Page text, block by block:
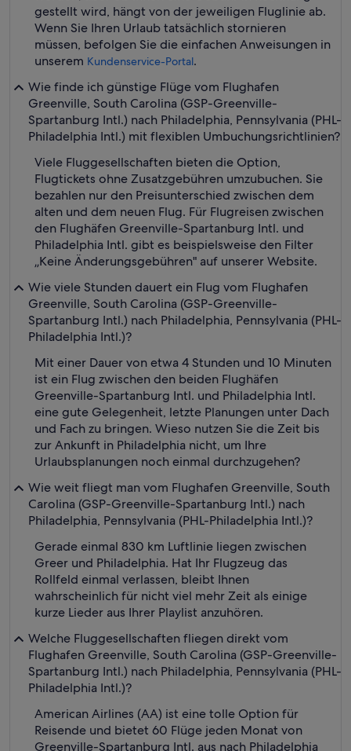
gestellt wird, hängt von der jeweiligen Fluglinie ab.
Wenn Sie Ihren Urlaub tatsächlich stornieren
müssen, befolgen Sie die einfachen Anweisungen in
unserem Kundenservice-Portal.
Wie finde ich günstige Flüge vom Flughafen
Greenville, South Carolina (GSP-Greenville-
Spartanburg Intl.) nach Philadelphia, Pennsylvania (PHL-
Philadelphia Intl.) mit flexiblen Umbuchungsrichtlinien?
Viele Fluggesellschaften bieten die Option,
Flugtickets ohne Zusatzgebühren umzubuchen. Sie
bezahlen nur den Preisunterschied zwischen dem
alten und dem neuen Flug. Für Flugreisen zwischen
den Flughäfen Greenville-Spartanburg Intl. und
Philadelphia Intl. gibt es beispielsweise den Filter
„Keine Änderungsgebühren" auf unserer Website.
Wie viele Stunden dauert ein Flug vom Flughafen
Greenville, South Carolina (GSP-Greenville-
Spartanburg Intl.) nach Philadelphia, Pennsylvania (PHL-
Philadelphia Intl.)?
Mit einer Dauer von etwa 4 Stunden und 10 Minuten
ist ein Flug zwischen den beiden Flughäfen
Greenville-Spartanburg Intl. und Philadelphia Intl.
eine gute Gelegenheit, letzte Planungen unter Dach
und Fach zu bringen. Wieso nutzen Sie die Zeit bis
zur Ankunft in Philadelphia nicht, um Ihre
Urlaubsplanungen noch einmal durchzugehen?
Wie weit fliegt man vom Flughafen Greenville, South
Carolina (GSP-Greenville-Spartanburg Intl.) nach
Philadelphia, Pennsylvania (PHL-Philadelphia Intl.)?
Gerade einmal 830 km Luftlinie liegen zwischen
Greer und Philadelphia. Hat Ihr Flugzeug das
Rollfeld einmal verlassen, bleibt Ihnen
wahrscheinlich für nicht viel mehr Zeit als einige
kurze Lieder aus Ihrer Playlist anzuhören.
Welche Fluggesellschaften fliegen direkt vom
Flughafen Greenville, South Carolina (GSP-Greenville-
Spartanburg Intl.) nach Philadelphia, Pennsylvania (PHL-
Philadelphia Intl.)?
American Airlines (AA) ist eine tolle Option für
Reisende und bietet 60 Flüge jeden Monat von
Greenville-Spartanburg Intl. aus nach Philadelphia